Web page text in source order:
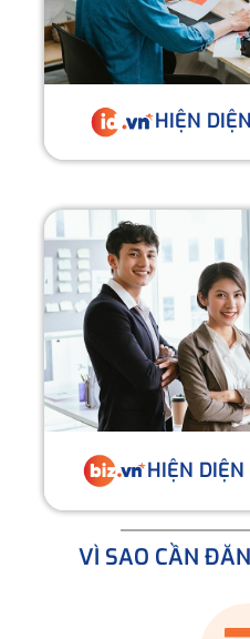
HIỆN
HIỆN DIỆN
VÌ SAO CẦN